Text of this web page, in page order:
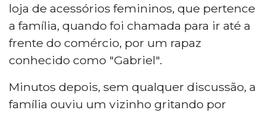
loja de acessórios femininos, que pertence
a família, quando foi chamada para ir até a
frente do comércio, por um rapaz
conhecido como "Gabriel".
Minutos depois, sem qualquer discussão, a
família ouviu um vizinho gritando por